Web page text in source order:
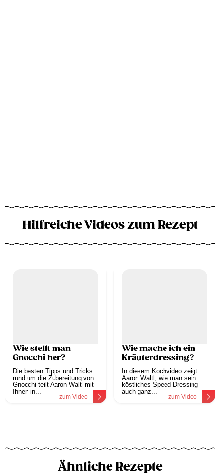
Hilfreiche Videos zum Rezept
Wie stellt man
Gnocchi her?
Die besten Tipps und Tricks
rund um die Zubereitung von
Gnocchi teilt Aaron Waltl mit
Ihnen in...
zum Video
Wie mache ich ein
Kräuterdressing?
In diesem Kochvideo zeigt
Aaron Waltl, wie man sein
köstliches Speed Dressing
auch ganz...
zum Video
Ähnliche Rezepte